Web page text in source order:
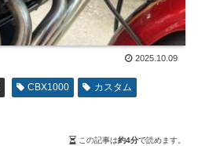
2025.10.09
CBX1000
カスタム
この記事は約4分で読めます。